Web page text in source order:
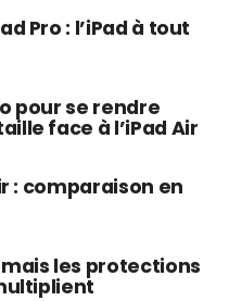
Pro : l’iPad à tout
pour se rendre
face à l’iPad Air
: comparaison en
mais les protections